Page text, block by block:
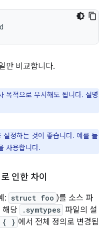
만 비교합니다.
목적으로 무시해도 됩니다. 설명
정하는 것이 좋습니다. 예를 들
사용합니다.
인한 차이
: struct foo )를 소스 파
해당
.symtypes 파일의 설
{ } 에서 전체 정의로 변경됩